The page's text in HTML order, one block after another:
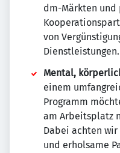
dm-Märkten
von
Dienstleistungen.
Mental,
einem
Programm
am Arbeitsplatz
Dabei achten
und erholsame